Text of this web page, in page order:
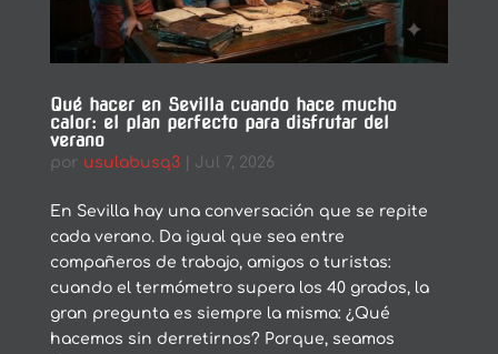
Qué hacer en Sevilla cuando hace mucho
calor: el plan perfecto para disfrutar del
verano
por usulabusq3| Jul 7, 2026
En Sevilla hay una conversación que se repite
cada verano. Da igual que sea entre
compañeros de trabajo, amigos o turistas:
cuando el termómetro supera los 40 grados, la
gran pregunta es siempre la misma: ¿Qué
hacemos sin derretirnos? Porque, seamos